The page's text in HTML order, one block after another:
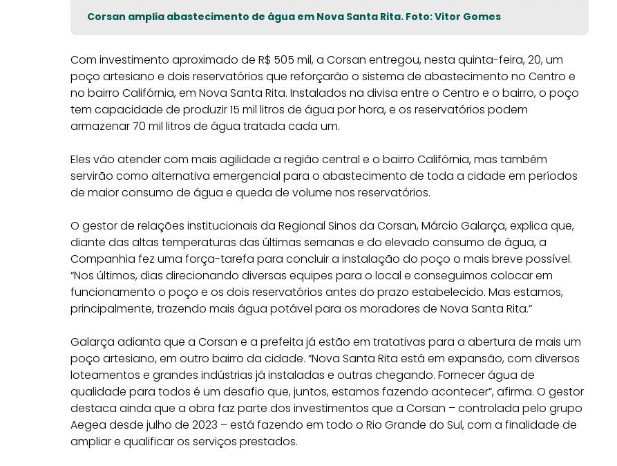
Corsan amplia abastecimento de água em Nova Santa Rita. Foto: Vitor Gomes
Com investimento aproximado de R$ 505 mil, a Corsan entregou, nesta quinta-feira, 20, um
poço artesiano e dois reservatórios que reforçarão o sistema de abastecimento no Centro e
no bairro Califórnia, em Nova Santa Rita. Instalados na divisa entre o Centro e o bairro, o poço
tem capacidade de produzir 15 mil litros de água por hora, e os reservatórios podem
armazenar 70 mil litros de água tratada cada um.
Eles vão atender com mais agilidade a região central e o bairro Califórnia, mas também
servirão como alternativa emergencial para o abastecimento de toda a cidade em períodos
de maior consumo de água e queda de volume nos reservatórios.
O gestor de relações institucionais da Regional Sinos da Corsan, Márcio Galarça, explica que,
diante das altas temperaturas das últimas semanas e do elevado consumo de água, a
Companhia fez uma força-tarefa para concluir a instalação do poço o mais breve possível.
“Nos últimos, dias direcionando diversas equipes para o local e conseguimos colocar em
funcionamento o poço e os dois reservatórios antes do prazo estabelecido. Mas estamos,
principalmente, trazendo mais água potável para os moradores de Nova Santa Rita.”
Galarça adianta que a Corsan e a prefeita já estão em tratativas para a abertura de mais um
poço artesiano, em outro bairro da cidade. “Nova Santa Rita está em expansão, com diversos
loteamentos e grandes indústrias já instaladas e outras chegando. Fornecer água de
qualidade para todos é um desafio que, juntos, estamos fazendo acontecer”, afirma. O gestor
destaca ainda que a obra faz parte dos investimentos que a Corsan – controlada pelo grupo
Aegea desde julho de 2023 – está fazendo em todo o Rio Grande do Sul, com a finalidade de
ampliar e qualificar os serviços prestados.